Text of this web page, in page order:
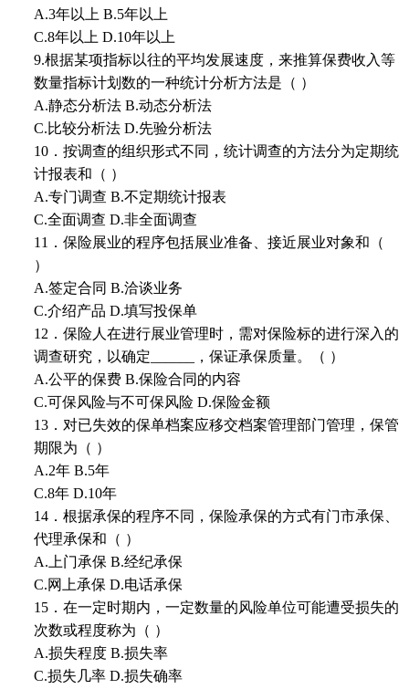
A.3年以上 B.5年以上
C.8年以上 D.10年以上
9.根据某项指标以往的平均发展速度，来推算保费收入等
数量指标计划数的一种统计分析方法是（ ）
A.静态分析法 B.动态分析法
C.比较分析法 D.先验分析法
10．按调查的组织形式不同，统计调查的方法分为定期统
计报表和（ ）
A.专门调查 B.不定期统计报表
C.全面调查 D.非全面调查
11．保险展业的程序包括展业准备、接近展业对象和（
）
A.签定合同 B.洽谈业务
C.介绍产品 D.填写投保单
12．保险人在进行展业管理时，需对保险标的进行深入的
调查研究，以确定______，保证承保质量。（ ）
A.公平的保费 B.保险合同的内容
C.可保风险与不可保风险 D.保险金额
13．对已失效的保单档案应移交档案管理部门管理，保管
期限为（ ）
A.2年 B.5年
C.8年 D.10年
14．根据承保的程序不同，保险承保的方式有门市承保、
代理承保和（ ）
A.上门承保 B.经纪承保
C.网上承保 D.电话承保
15．在一定时期内，一定数量的风险单位可能遭受损失的
次数或程度称为（ ）
A.损失程度 B.损失率
C.损失几率 D.损失确率